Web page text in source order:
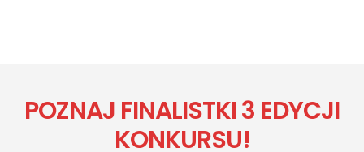
POZNAJ FINALISTKI 3 EDYCJI
KONKURSU!